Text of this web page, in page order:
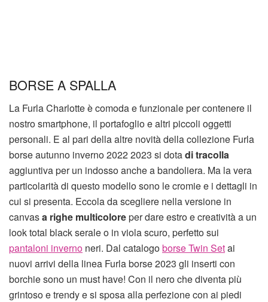
BORSE A SPALLA
La Furla Charlotte è comoda e funzionale per contenere il
nostro smartphone, il portafoglio e altri piccoli oggetti
personali. E al pari della altre novità della collezione Furla
borse autunno inverno 2022 2023 si dotadi tracolla
aggiuntiva per un indosso anche a bandoliera. Ma la vera
particolarità di questo modello sono le cromie e i dettagli in
cui si presenta. Eccola da scegliere nella versione in
canvasa righe multicoloreper dare estro e creatività a un
look total black serale o in viola scuro, perfetto sui
pantaloni inverno neri. Dal catalogoborse Twin Setai
nuovi arrivi della linea Furla borse 2023 gli inserti con
borchie sono un must have! Con il nero che diventa più
grintoso e trendy e si sposa alla perfezione con ai piedi